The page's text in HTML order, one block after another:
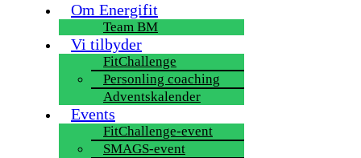
Om Energifit
Team BM
Vi tilbyder
FitChallenge
Personling coaching
Adventskalender
Events
FitChallenge-event
SMAGS-event